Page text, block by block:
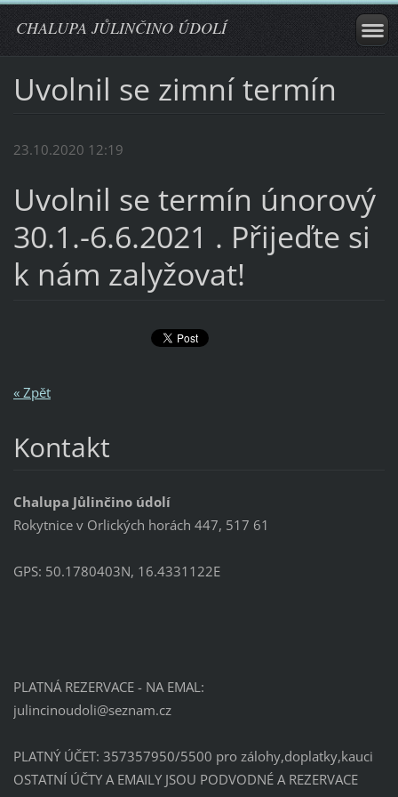
CHALUPA JŮLINČINO ÚDOLÍ
Uvolnil se zimní termín
23.10.2020 12:19
Uvolnil se termín únorový
30.1.-6.6.2021 . Přijeďte si
k nám zalyžovat!
« Zpět
Kontakt
Chalupa Jůlinčino údolí
Rokytnice v Orlických horách 447, 517 61
GPS: 50.1780403N, 16.4331122E
PLATNÁ REZERVACE - NA EMAL:
julincinoudoli@seznam.cz
PLATNÝ ÚČET: 357357950/5500 pro zálohy,doplatky,kauci
OSTATNÍ ÚČTY A EMAILY JSOU PODVODNÉ A REZERVACE